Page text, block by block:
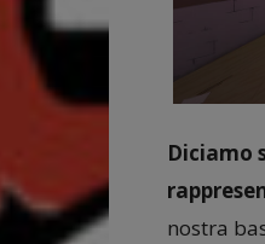
Diciamo
nostra